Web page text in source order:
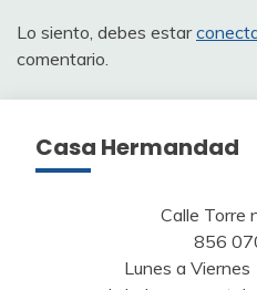
Lo siento, debes estar
comentario.
Casa Hermandad
Calle Torre
856
Lunes a